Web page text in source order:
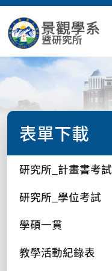
表單下載
研究所_計畫書考試
研究所_學位考試
學碩一貫
教學活動紀錄表